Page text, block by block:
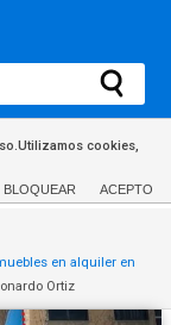
cookies,
BLOQUEAR ACEPTO
en alquiler en
Ortiz